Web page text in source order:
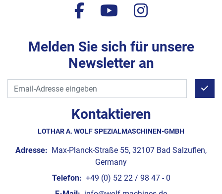
Kontaktieren
LOTHAR A. WOLF SPEZIALMASCHINEN-GMBH
Adresse: Max-Planck-Straße 55, 32107 Bad Salzuflen,
Germany
Telefon: +49 (0) 52 22 / 98 47 - 0
facebook
youtubeinstagram
Melden Sie sich für unsere
Newsletter an